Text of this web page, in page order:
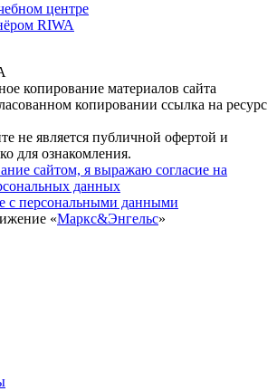
центре
RIWA
копирование материалов сайта
копировании ссылка на ресурс
не является публичной офертой и
для ознакомления.
сайтом, я выражаю согласие на
данных
с персональными данными
«Маркс&Энгельс»